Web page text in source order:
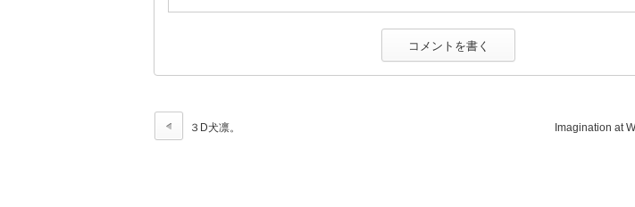
３D犬凛。 Imagination at